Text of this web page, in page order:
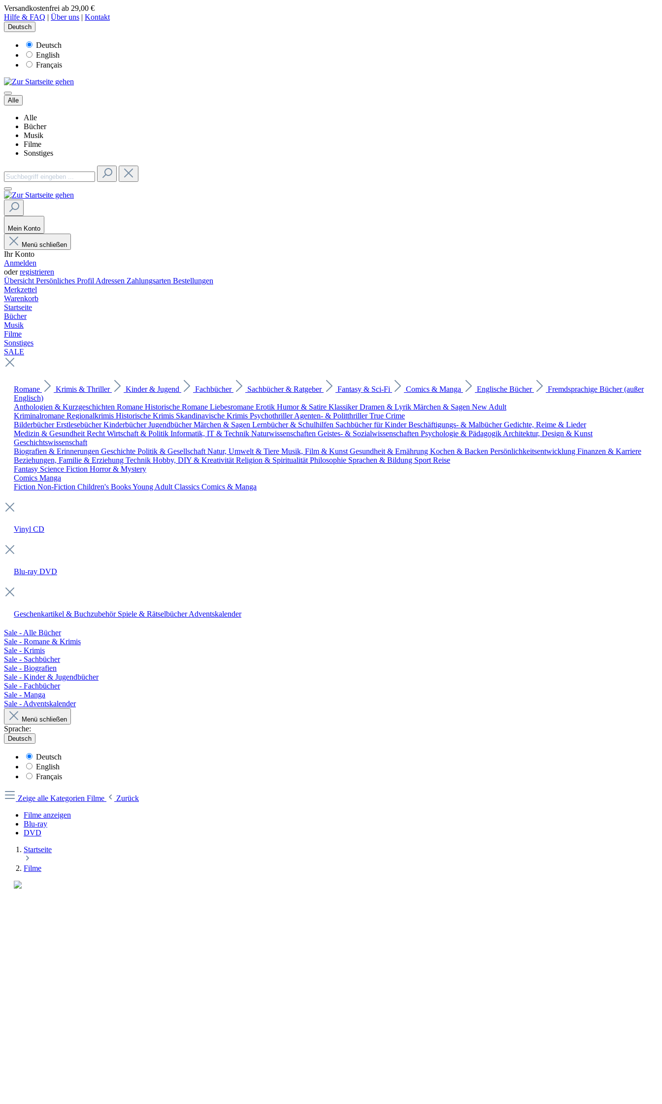
Versandkostenfrei ab 29,00 €
Hilfe & FAQ | Über uns | Kontakt
Deutsch
Deutsch
English
Français
Alle
Alle
Bücher
Musik
Filme
Sonstiges
Mein Konto
Menü schließen
Ihr Konto
Anmelden
oderregistrieren
Übersicht Persönliches Profil Adressen Zahlungsarten Bestellungen
Merkzettel
Warenkorb
Startseite
Bücher
Musik
Filme
Sonstiges
SALE
Romane Krimis & Thriller Kinder & Jugend Fachbücher Sachbücher & Ratgeber Fantasy & Sci-Fi Comics & Manga Englische Bücher
Fremdsprachige Bücher (außer
Englisch)
Anthologien & Kurzgeschichten Romane Historische Romane Liebesromane Erotik Humor & Satire KlassikerDramen & Lyrik Märchen & Sagen New Adult
Kriminalromane Regionalkrimis Historische Krimis Skandinavische Krimis PsychothrillerAgenten- & PolitthrillerTrue Crime
BilderbücherErstlesebücherKinderbücherJugendbücherMärchen & Sagen Lernbücher & Schulhilfen Sachbücher für KinderBeschäftigungs- & MalbücherGedichte, Reime & Lieder
Medizin & Gesundheit Recht Wirtschaft & Politik Informatik, IT & Technik Naturwissenschaften Geistes- & Sozialwissenschaften Psychologie & Pädagogik Architektur, Design & Kunst
Geschichtswissenschaft
Biografien & Erinnerungen Geschichte Politik & Gesellschaft Natur, Umwelt & Tiere Musik, Film & Kunst Gesundheit & Ernährung Kochen & Backen Persönlichkeitsentwicklung Finanzen & Karriere
Beziehungen, Familie & Erziehung Technik Hobby, DIY & Kreativität Religion & Spiritualität Philosophie Sprachen & Bildung Sport Reise
Fantasy Science Fiction Horror & Mystery
Comics Manga
Fiction Non-Fiction Children's BooksYoung Adult Classics Comics & Manga
Vinyl CD
Blu-ray DVD
Geschenkartikel & Buchzubehör Spiele & RätselbücherAdventskalender
Sale - Alle Bücher
Sale - Romane & Krimis
Sale - Krimis
Sale - Sachbücher
Sale - Biografien
Sale - Kinder & Jugendbücher
Sale - Fachbücher
Sale - Manga
Sale - Adventskalender
Menü schließen
Sprache:
Deutsch
Deutsch
English
Français
Zeige alle Kategorien Filme
Zurück
Filme anzeigen
Blu-ray
DVD
Startseite
Filme